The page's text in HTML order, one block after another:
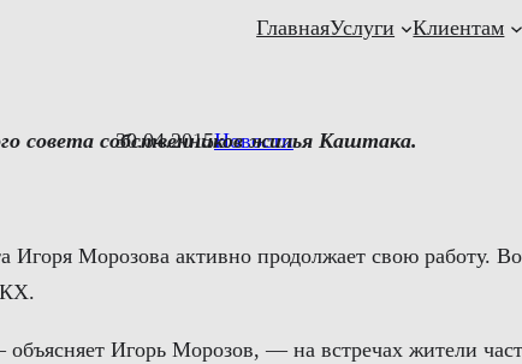
ГлавнаяУслуги Клиентам
30.04.2015Новости
совета собственников жилья Каштака.
Игоря Морозова активно продолжает свою работу.
Игорь Морозов, — на встречах жители